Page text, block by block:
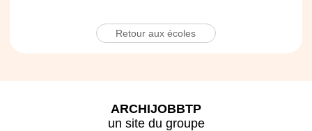
Retour aux écoles
ARCHIJOBBTP
un site du groupe